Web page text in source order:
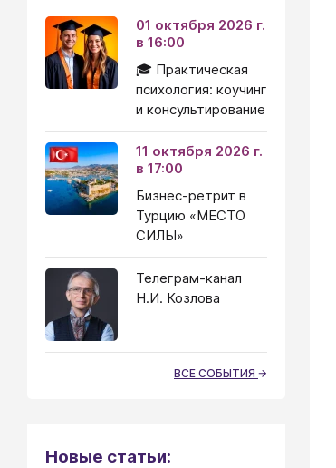
01 октября 2026 г.
в 16:00
🎓 Практическая
психология: коучинг
и консультирование
11 октября 2026 г.
в 17:00
Бизнес-ретрит в
Турцию «МЕСТО
СИЛЫ»
Телеграм-канал
Н.И. Козлова
ВСЕ СОБЫТИЯ
Новые статьи: